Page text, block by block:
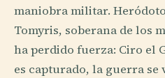
maniobra militar.
Tomyris, soberana de los
ha perdido fuerza: Ciro el
es capturado, la guerra se